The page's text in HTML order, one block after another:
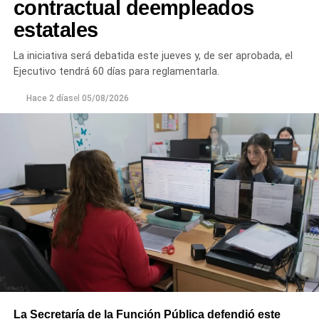
«La aprobación de este crédito refleja la confianza que
de administrar la provincia. Esa confianza se construye
con responsabilidad, previsibilidad y cumpliendo la
palabra. Ese es el rumbo que elegimos y que vamos a
seguir fortaleciendo”, sostuvo.
“Proyectos de esta envergadura serían imposibles de
concretar sin este financiamiento internacional. Todo
nuestro agradecimiento al BID por confiar en el camino
que estamos recorriendo y en la visión de futuro que
tenemos para Río Negro”, dijo el gobernador.
Finalmente, el mandatario aseveró que “el rumbo está
claro y genera confianza, ahora el desafío es seguir
trabajando para que los rionegrinos disfruten los
contractual deempleados
estatales
La iniciativa será debatida este jueves y, de ser aprobada, el
Ejecutivo tendrá 60 días para reglamentarla.
Hace 2 díasel 05/08/2026
La Secretaría de la Función Pública defendió este